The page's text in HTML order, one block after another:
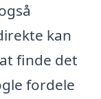
kan
finde det
fordele